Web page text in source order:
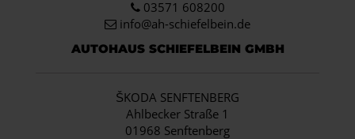
03571 608200
info@ah-schiefelbein.de
AUTOHAUS SCHIEFELBEIN GMBH
ŠKODA SENFTENBERG
Ahlbecker Straße 1
01968 Senftenberg